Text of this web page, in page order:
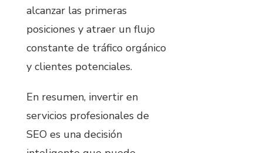
alcanzar las primeras
posiciones y atraer un flujo
constante de tráfico orgánico
y clientes potenciales.
En resumen, invertir en
servicios profesionales de
SEO es una decisión